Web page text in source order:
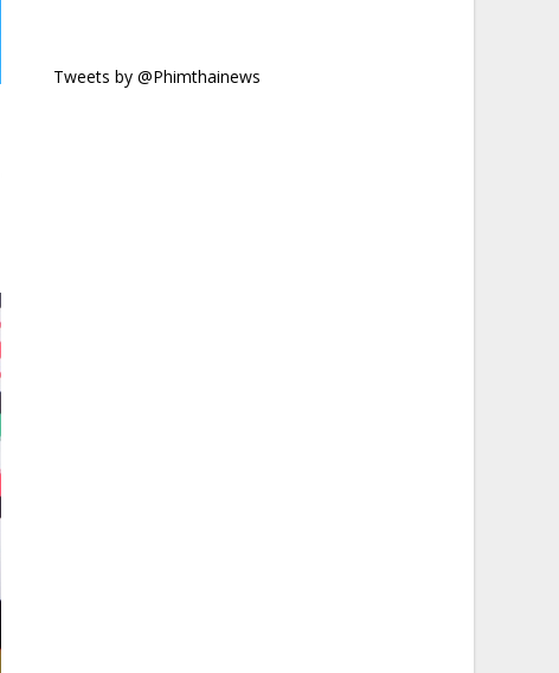
Tweets by @Phimthainews